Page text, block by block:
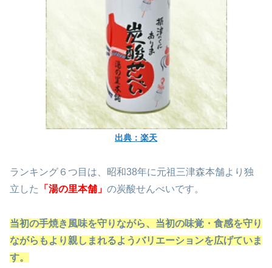
出典：楽天
ランキング６つ目は、昭和38年に元祖三津森本舗より独
立した
「湯の里本舗」 の炭酸せんべいです。
当初の手焼き風味を守りながら、当初の味覚・食感を守り
ながらもより親しまれるようバリエーションを広げていま
す。